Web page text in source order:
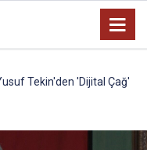
Tekin'den 'Dijital Çağ'